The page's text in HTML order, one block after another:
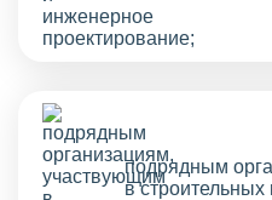
подрядным
в строительных